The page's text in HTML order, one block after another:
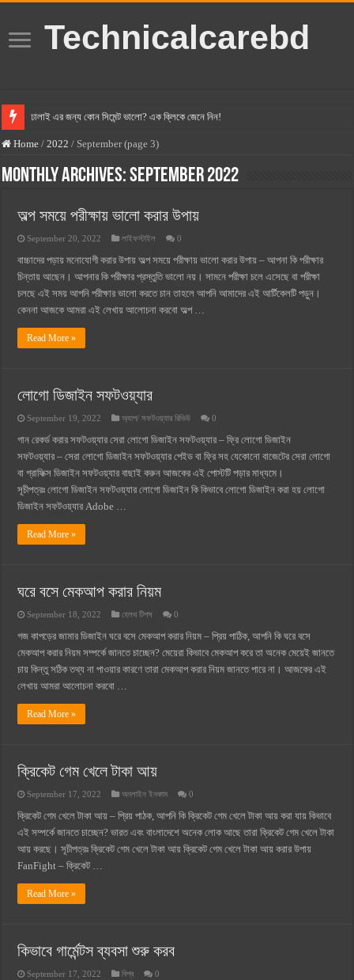
Technicalcarebd
ঢালাই এর জন্য কোন সিমেন্ট ভালো? এক ক্লিকে জেনে নিন!
বসুন্ধরা সিমেন্ট এর দাম ২০২৫
স্ক্যান সিমেন্ট এর দাম ২০২৫
সুপারক্রিট সিমেন্ট দাম ২০২৫
জুডিশিয়াল ম্যাজিস্ট্রেট কি? জুডিশিয়াল ম্যাজিস্ট্রেট এর সুযোগ সুবিধা
ওয়ালটন মোবাইল কিস্তিতে কেনার নিয়ম ২০২৫
ওয়ালটন টিভি কিস্তিতে কেনার নিয়ম ২০২৫
জেনে নিন, বর্তমানে মোবাইল ঘড়ি দাম কত ২০২৫
Home / 2022 / September (page 3)
Monthly Archives:September 2022
অল্প সময়ে পরীক্ষায় ভালো করার উপায়
September 20, 2022 লাইফস্টাইল 0
বাচ্চাদের পড়ায় মনোযোগী করার উপায় অল্প সময়ে পরীক্ষায় ভালো করার উপায় – আপনা কি পরীক্ষার
চিন্তায় আছেন। আপনার কি পরীক্ষার প্রস্তুতি ভালো নয়। সামনে পরীক্ষা চলে এসেছে বা পরীক্ষা
চলছে এই সময় আপনি পরীক্ষার ভালো করতে চান তাহলে আপনি আমাদের এই আর্টিকেলটি পড়ুন।
কেননা আজকে আমরা এই লেখায় আলোচনা করবো অল্প …
Read More »
লোগো ডিজাইন সফটওয়্যার
September 19, 2022 অ্যাপ/ সফটওয়্যার রিভিউ 0
গান রেকর্ড করার সফটওয়্যার সেরা লোগো ডিজাইন সফটওয়্যার – ফ্রি লোগো ডিজাইন
সফটওয়্যার – সেরা লোগো ডিজাইন সফটওয়্যার পেইড বা ফ্রি সহ যেকোনো বাজেটের সেরা লোগো
বা গ্রাফিক্স ডিজাইন সফটওয়্যার বাছাই করুন আজকের এই পোস্টটি পড়ার মাধ্যমে।
সূচীপত্রঃ লোগো ডিজাইন সফটওয়্যার লোগো ডিজাইন কি কিভাবে লোগো ডিজাইন করা হয় লোগো
ডিজাইন সফটওয়্যার Adobe …
Read More »
ঘরে বসে মেকআপ করার নিয়ম
September 18, 2022 হেলথ টিপস 0
গজ কাপড়ের জামার ডিজাইন ঘরে বসে মেকআপ করার নিয়ম – প্রিয় পাঠিক, আপনি কি ঘরে বসে
মেকআপ করার নিয়ম সম্পর্কে জানতে চাচ্ছেন? মেয়েরা কিভাবে মেকআপ করে তা অনেক মেয়েই জানতে
চায় কিন্তু সঠিক তথ্য না পাওয়ার কারণে তারা মেকআপ করার নিয়ম জানতে পারে না। আজকের এই
লেখায় আমরা আলোচনা করবো …
Read More »
ক্রিকেট গেম খেলে টাকা আয়
September 17, 2022 অনলাইন ইনকাম 0
ক্রিকেট গেম খেলে টাকা আয় – প্রিয় পাঠক, আপনি কি ক্রিকেট গেম খেলে টাকা আয় করা যায় কিভাবে
এই সম্পর্কে জানতে চাচ্ছেন? ভারত এবং বাংলাদেশে অনেক লোক আছে তারা ক্রিকেট গেম খেলে টাকা
আয় করছে। সূচীপত্রঃ ক্রিকেট গেম খেলে টাকা আয় ক্রিকেট গেম খেলে টাকা আয় করার উপায়
FanFight – ক্রিকেট …
Read More »
কিভাবে গার্মেন্টস ব্যবসা শুরু করব
September 17, 2022 বিশ্ব 0